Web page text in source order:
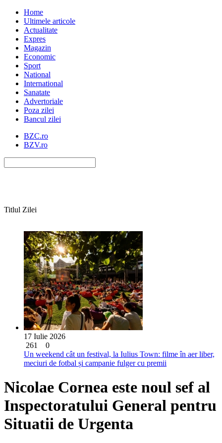
Home
Ultimele articole
Actualitate
Expres
Magazin
Economic
Sport
National
International
Sanatate
Advertoriale
Poza zilei
Bancul zilei
BZC.ro
BZV.ro
Titlul Zilei
17 Iulie 2026
261
0
Un weekend cât un festival, la Iulius Town: filme în aer liber,
meciuri de fotbal și campanie fulger cu premii
Nicolae Cornea este noul sef al
Inspectoratului General pentru
Situatii de Urgenta